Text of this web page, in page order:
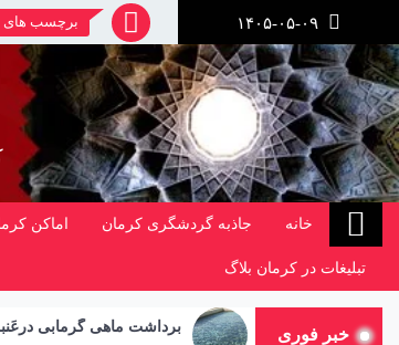
محتوا
برچسب های
خانه جاذبه گردشگری کرمان اماکن
تبلیغات در کرمان بلاگ
خبر فوری برداشت ماهی گرمابی